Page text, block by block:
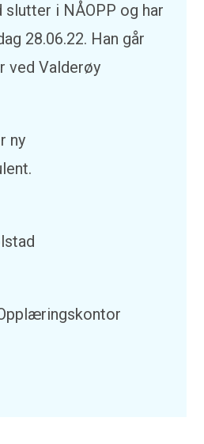
slutter i NÅOPP og har
28.06.22. Han går
ved Valderøy
ny